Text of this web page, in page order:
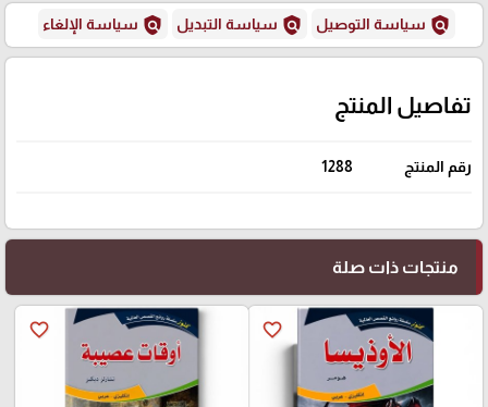
policy سياسة التوصيل policy سياسة التبديل policy سياسة الإلغاء
تفاصيل المنتج
رقم المنتج 1288
منتجات ذات صلة
favorite_border
favorite_border